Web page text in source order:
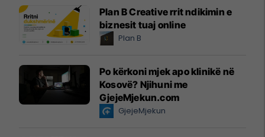
Plan B Creative rrit ndikimin e
biznesit tuaj online
Plan B
Po kërkoni mjek apo klinikë në
Kosovë? Njihuni me
GjejeMjekun.com
GjejeMjekun